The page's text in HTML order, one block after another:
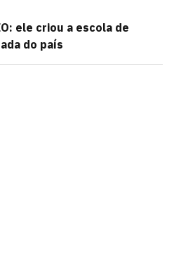
ele criou a escola de
do país